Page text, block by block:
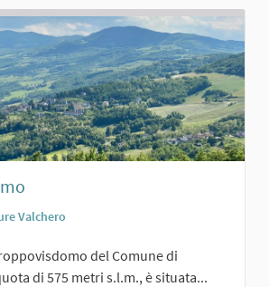
Valchero
del Comune di
di 575 metri s.l.m., è situata...